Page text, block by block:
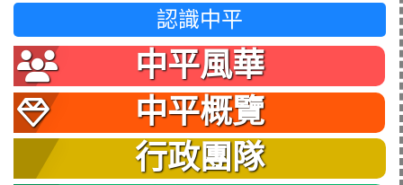
認識中平
中平風華
中平概覽
行政團隊